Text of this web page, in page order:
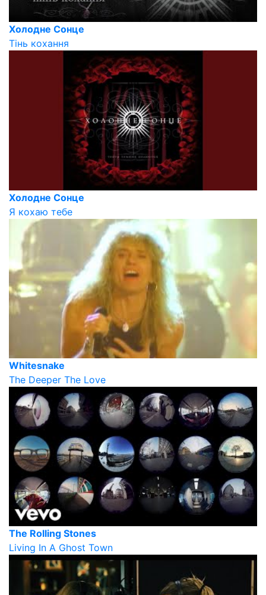
Холодне Сонце
Тінь кохання
Холодне Сонце
Я кохаю тебе
Whitesnake
The Deeper The Love
The Rolling Stones
Living In A Ghost Town